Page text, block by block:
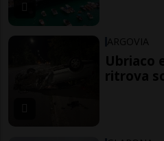
ARGOVIA
Ubriaco
ritrova